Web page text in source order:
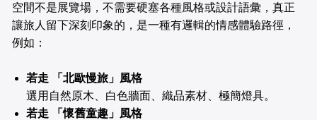
空間不是展覽場，不需要硬塞各種風格或設計語彙，真正
讓旅人留下深刻印象的，是一種有邏輯的情感體驗路徑，
例如：
若走 「北歐慢旅」風格
選用自然原木、白色牆面、織品素材、極簡燈具。
若走 「懷舊童趣」風格